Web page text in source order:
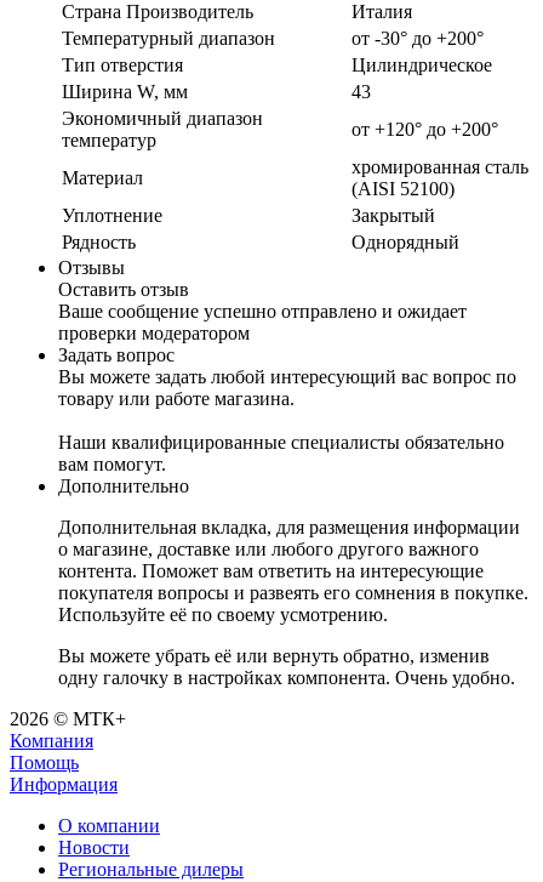
Страна Производитель
Италия
Температурный диапазон
от -30° до +200°
Тип отверстия
Цилиндрическое
Ширина W, мм
43
Экономичный диапазон
температур
от +120° до +200°
Материал
хромированная сталь
(AISI 52100)
Уплотнение
Закрытый
Рядность
Однорядный
Отзывы
Оставить отзыв
Ваше сообщение успешно отправлено и ожидает
проверки модератором
Задать вопрос
Вы можете задать любой интересующий вас вопрос по
товару или работе магазина.
Наши квалифицированные специалисты обязательно
вам помогут.
Дополнительно
Дополнительная вкладка, для размещения информации
о магазине, доставке или любого другого важного
контента. Поможет вам ответить на интересующие
покупателя вопросы и развеять его сомнения в покупке.
Используйте её по своему усмотрению.
Вы можете убрать её или вернуть обратно, изменив
одну галочку в настройках компонента. Очень удобно.
2026 © МТК+
Компания
Помощь
Информация
О компании
Новости
Региональные дилеры